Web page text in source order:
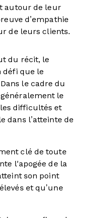
autour de leur
d’empathie
de leurs clients.
du récit, le
défi que le
le cadre du
le
difficultés et
dans l’atteinte de
clé de toute
l'apogée de la
son point
et qu’une